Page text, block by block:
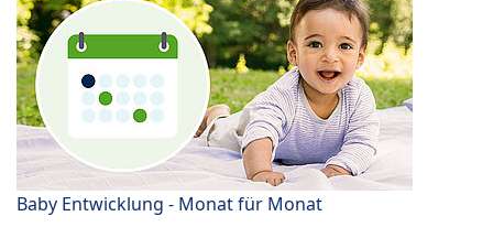
Baby Entwicklung - Monat für Monat